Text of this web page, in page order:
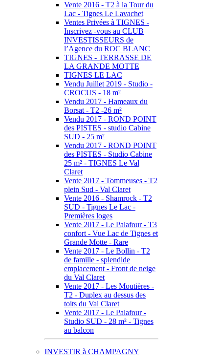
Vente 2016 - T2 à la Tour du
Lac - Tignes Le Lavachet
Ventes Privées à TIGNES -
Inscrivez -vous au CLUB
INVESTISSEURS de
l’Agence du ROC BLANC
TIGNES - TERRASSE DE
LA GRANDE MOTTE
TIGNES LE LAC
Vendu Juillet 2019 - Studio -
CROCUS - 18 m²
Vendu 2017 - Hameaux du
Borsat - T2 -26 m²
Vendu 2017 - ROND POINT
des PISTES - studio Cabine
SUD - 25 m²
Vendu 2017 - ROND POINT
des PISTES - Studio Cabine
25 m² - TIGNES Le Val
Claret
Vente 2017 - Tommeuses - T2
plein Sud - Val Claret
Vente 2016 - Shamrock - T2
SUD - Tignes Le Lac -
Premières loges
Vente 2017 - Le Palafour - T3
confort - Vue Lac de Tignes et
Grande Motte - Rare
Vente 2017 - Le Bollin - T2
de famille - splendide
emplacement - Front de neige
du Val Claret
Vente 2017 - Les Moutières -
T2 - Duplex au dessus des
toits du Val Claret
Vente 2017 - Le Palafour -
Studio SUD - 28 m² - Tignes
au balcon
INVESTIR à CHAMPAGNY